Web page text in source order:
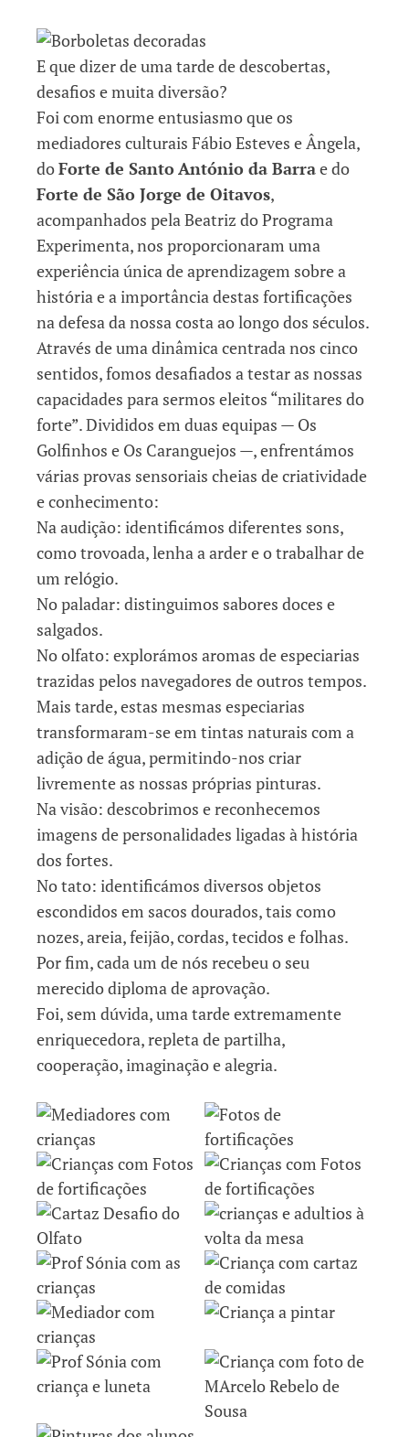
E que dizer de uma tarde de descobertas,
desafios e muita diversão?
Foi com enorme entusiasmo que os
mediadores culturais Fábio Esteves e Ângela,
doForte de Santo António da Barrae do
Forte de São Jorge de Oitavos,
acompanhados pela Beatriz do Programa
Experimenta, nos proporcionaram uma
experiência única de aprendizagem sobre a
história e a importância destas fortificações
na defesa da nossa costa ao longo dos séculos.
Através de uma dinâmica centrada nos cinco
sentidos, fomos desafiados a testar as nossas
capacidades para sermos eleitos “militares do
forte”. Divididos em duas equipas — Os
Golfinhos e Os Caranguejos —, enfrentámos
várias provas sensoriais cheias de criatividade
e conhecimento:
Na audição: identificámos diferentes sons,
como trovoada, lenha a arder e o trabalhar de
um relógio.
No paladar: distinguimos sabores doces e
salgados.
No olfato: explorámos aromas de especiarias
trazidas pelos navegadores de outros tempos.
Mais tarde, estas mesmas especiarias
transformaram-se em tintas naturais com a
adição de água, permitindo-nos criar
livremente as nossas próprias pinturas.
Na visão: descobrimos e reconhecemos
imagens de personalidades ligadas à história
dos fortes.
No tato: identificámos diversos objetos
escondidos em sacos dourados, tais como
nozes, areia, feijão, cordas, tecidos e folhas.
Por fim, cada um de nós recebeu o seu
merecido diploma de aprovação.
Foi, sem dúvida, uma tarde extremamente
enriquecedora, repleta de partilha,
cooperação, imaginação e alegria.